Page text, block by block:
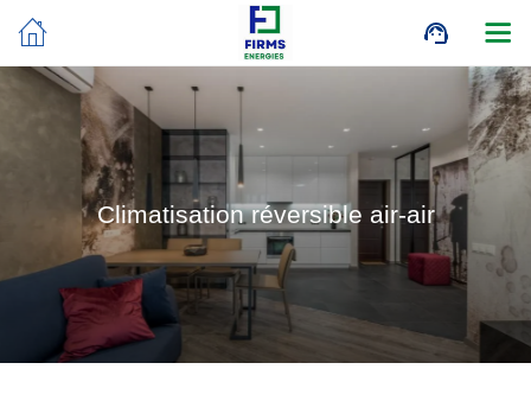
Climatisation réversible air-air